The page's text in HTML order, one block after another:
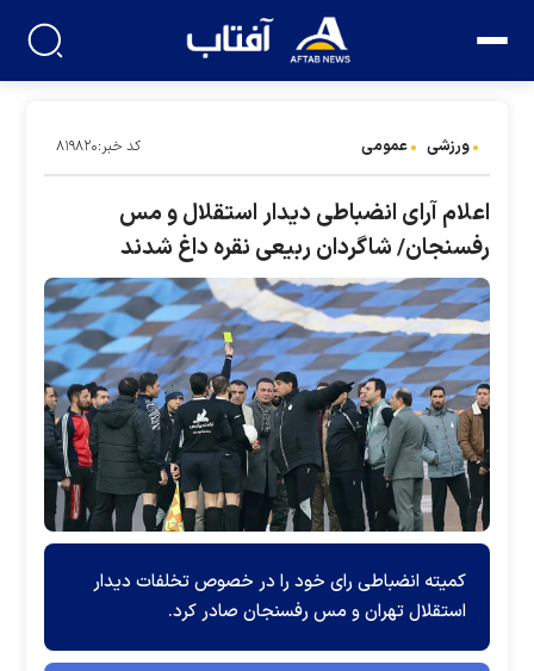
ورزشی عمومی کد خبر:۸۱۹۸۲۰
اعلام آرای انضباطی دیدار استقلال و مس
رفسنجان/ شاگردان ربیعی نقره داغ شدند
کمیته انضباطی رای خود را در خصوص تخلفات دیدار
استقلال تهران و مس رفسنجان صادر کرد.